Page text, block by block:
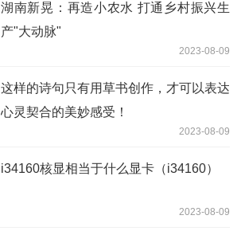
湖南新晃：再造小农水 打通乡村振兴生
产"大动脉"
2023-08-09
这样的诗句只有用草书创作，才可以表达
心灵契合的美妙感受！
2023-08-09
i34160核显相当于什么显卡（i34160）
2023-08-09